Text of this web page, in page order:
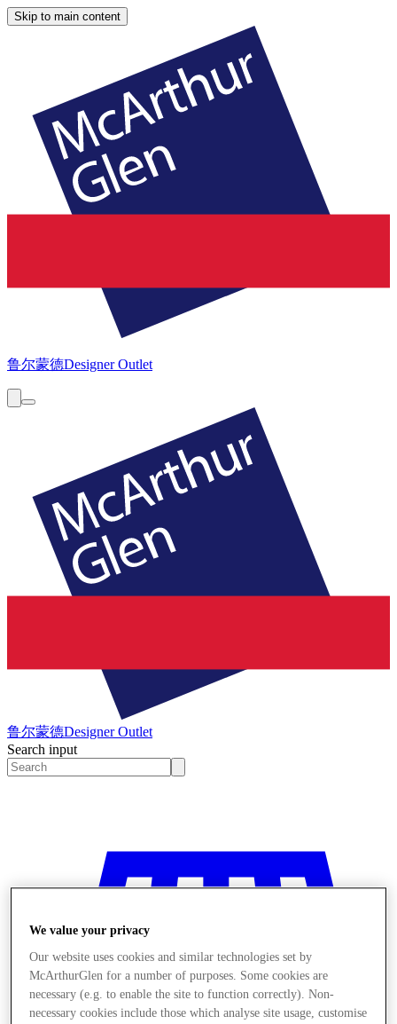
Skip to main content
鲁尔蒙德Designer Outlet
鲁尔蒙德Designer Outlet
Search input
We value your privacy
Our website uses cookies and similar technologies set by
McArthurGlen for a number of purposes. Some cookies are
necessary (e.g. to enable the site to function correctly). Non-
necessary cookies include those which analyse site usage, customise